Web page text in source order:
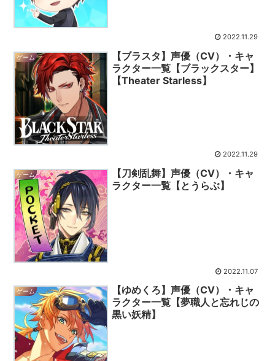
2022.11.29
ゲーム
【ブラスタ】声優（CV）・キャ
ラクター一覧【ブラックスター】
【Theater Starless】
2022.11.29
ゲーム
【刀剣乱舞】声優（CV）・キャ
ラクター一覧【とうらぶ】
2022.11.07
ゲーム
【ゆめくろ】声優（CV）・キャ
ラクター一覧【夢職人と忘れじの
黒い妖精】